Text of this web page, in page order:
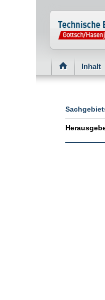
Inhalt